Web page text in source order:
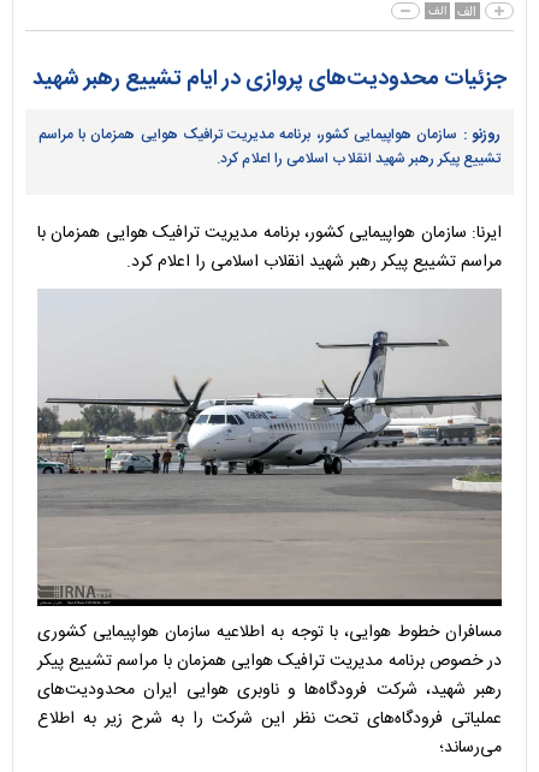
الف الف
جزئیات محدودیت‌های پروازی در ایام تشییع رهبر شهید
روزنو : سازمان هواپیمایی کشور، برنامه‌ مدیریت ترافیک هوایی همزمان با مراسم
تشییع پیکر رهبر شهید انقلاب اسلامی را اعلام کرد.
ایرنا: سازمان هواپیمایی کشور، برنامه‌ مدیریت ترافیک هوایی همزمان با
مراسم تشییع پیکر رهبر شهید انقلاب اسلامی را اعلام کرد.
مسافران خطوط هوایی، با توجه به اطلاعیه سازمان هواپیمایی کشوری
در خصوص برنامه‌ مدیریت ترافیک هوایی همزمان با مراسم تشییع پیکر
رهبر شهید، شرکت فرودگاه‌ها و ناوبری هوایی ایران محدودیت‌های
عملیاتی فرودگاه‌های تحت نظر این شرکت را به شرح زیر به اطلاع
می‌رساند؛